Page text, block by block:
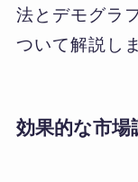
法とデモグラ
ついて解説し
効果的な市場